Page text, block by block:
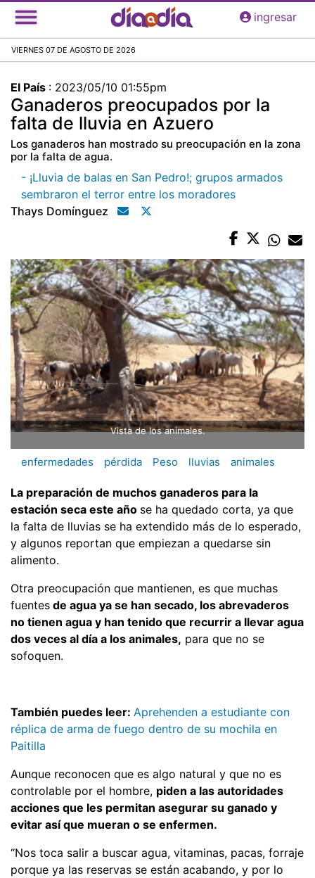
Pasar
al
principal
ingresar
VIERNES 07 DE AGOSTO DE 2026
El País : 2023/05/10 01:55pm
Ganaderos preocupados por la
falta de lluvia en Azuero
Los ganaderos han mostrado su preocupación en la zona
por la falta de agua.
- ¡Lluvia de balas en San Pedro!; grupos armados
sembraron el terror entre los moradores
Thays Domínguez
Vista de los animales.
enfermedades pérdida Peso lluvias animales
La preparación de muchos ganaderos para la
estación seca este año se ha quedado corta, ya que
la falta de lluvias se ha extendido más de lo esperado,
y algunos reportan que empiezan a quedarse sin
alimento.
Otra preocupación que mantienen, es que muchas
fuentes de agua ya se han secado, los abrevaderos
no tienen agua y han tenido que recurrir a llevar agua
dos veces al día a los animales, para que no se
sofoquen.
También puedes leer: Aprehenden a estudiante con
réplica de arma de fuego dentro de su mochila en
Paitilla
Aunque reconocen que es algo natural y que no es
controlable por el hombre, piden a las autoridades
acciones que les permitan asegurar su ganado y
evitar así que mueran o se enfermen.
“Nos toca salir a buscar agua, vitaminas, pacas, forraje
porque ya las reservas se están acabando, y por lo